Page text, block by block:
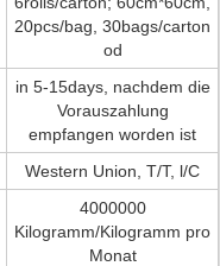
20pcs/bag, 30bags/carton
od
in 5-15days, nachdem die
Vorauszahlung
empfangen worden ist
Western Union, T/T, l/C
4000000
Kilogramm/Kilogramm pro
Monat